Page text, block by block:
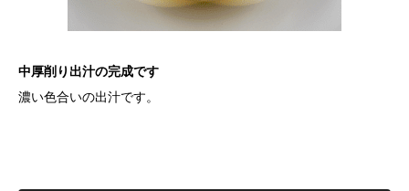
中厚削り出汁の完成です
濃い色合いの出汁です。